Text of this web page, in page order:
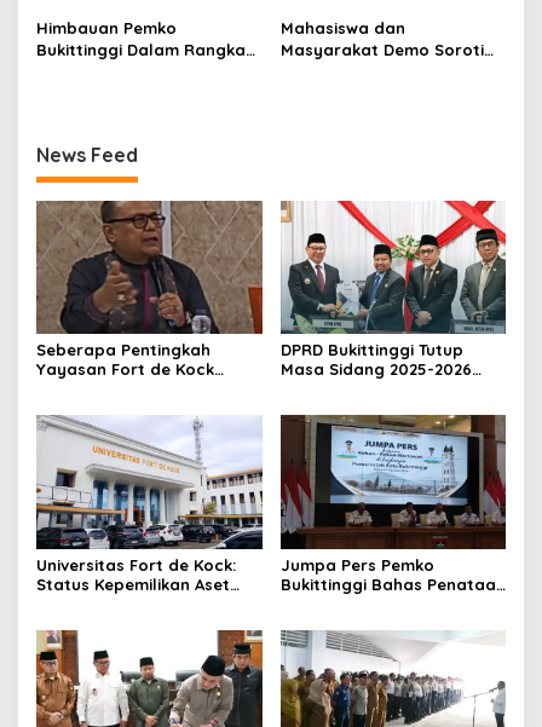
Perubahan KUA-PPAS APBD
2026
Persiapan Angkutan Gratis
Pelajar
Himbauan Pemko
Bukittinggi Dalam Rangka
Mahasiswa dan
Masyarakat Demo Soroti
News Feed
Seberapa Pentingkah
Yayasan Fort de Kock
Jam Gadang?
DPRD Bukittinggi Tutup
Masa Sidang 2025-2026
Beri Apresiasi
Universitas Fort de Kock:
Status Kepemilikan Aset
Putusan Mahkamah Agung
Nomor 2108/K/Pdt/2022
Jumpa Pers Pemko
Bukittinggi Bahas Penataan